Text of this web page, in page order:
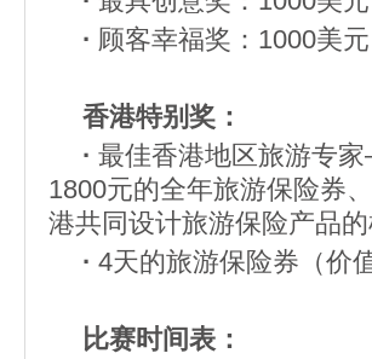
· 顾客幸福奖：1000美元
香港特别奖：
· 最佳香港地区旅游专
1800元的全年旅游保险券
港共同设计旅游保险产品的
· 4天的旅游保险券（价
比赛时间表：